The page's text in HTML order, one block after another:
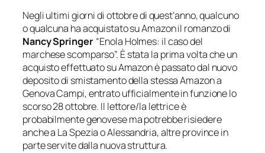
Negli ultimi giorni di ottobre di quest’anno, qualcuno
o qualcuna ha acquistato su Amazon il romanzo di
Nancy Springer“Enola Holmes: il caso del
marchese scomparso”. È stata la prima volta che un
acquisto effettuato su Amazon è passato dal nuovo
deposito di smistamento della stessa Amazon a
Genova Campi, entrato ufficialmente in funzione lo
scorso 28 ottobre. Il lettore/la lettrice è
probabilmente genovese ma potrebbe risiedere
anche a La Spezia o Alessandria, altre province in
parte servite dalla nuova struttura.